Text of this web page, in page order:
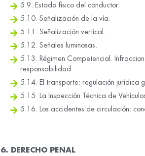
5.9. Estado físico del conductor.
5.10. Señalización de la vía.
5.11. Señalización vertical.
5.12. Señales luminosas.
5.13. Régimen Competencial.
responsabilidad.
5.14. El transporte: regulación jurídica
5.15. La Inspección Técnica de
5.16. Los accidentes de circulación:
6. DERECHO PENAL